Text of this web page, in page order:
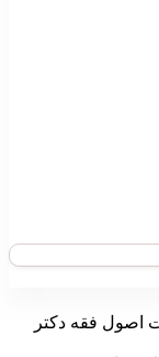
اصول فقه دکتر